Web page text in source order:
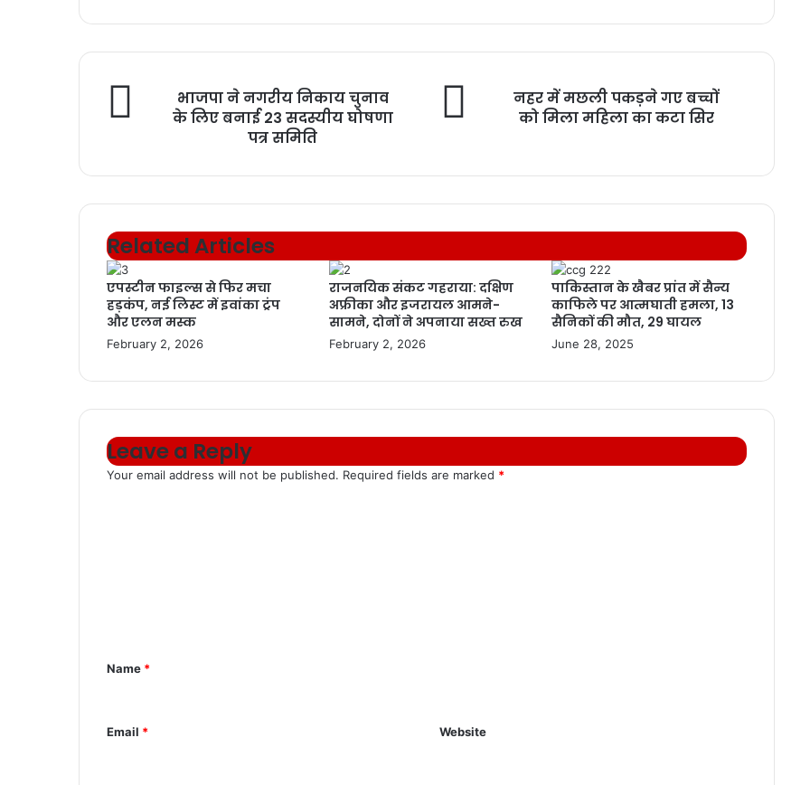
भाजपा ने नगरीय निकाय चुनाव
के लिए बनाई 23 सदस्यीय घोषणा
पत्र समिति
नहर में मछली पकड़ने गए बच्चों
को मिला महिला का कटा सिर
Related Articles
एपस्टीन फाइल्स से फिर मचा
हड़कंप, नई लिस्ट में इवांका ट्रंप
और एलन मस्क
February 2, 2026
राजनयिक संकट गहराया: दक्षिण
अफ्रीका और इजरायल आमने-
सामने, दोनों ने अपनाया सख्त रुख
February 2, 2026
पाकिस्तान के खैबर प्रांत में सैन्य
काफिले पर आत्मघाती हमला, 13
सैनिकों की मौत, 29 घायल
June 28, 2025
Leave a Reply
Your email address will not be published. Required fields are marked *
t
Name *
Email * Website